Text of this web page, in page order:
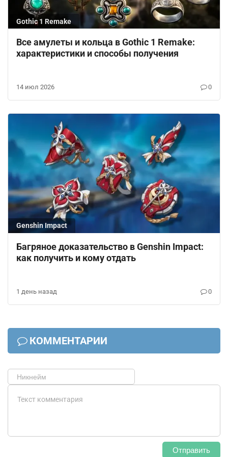
Gothic 1 Remake
Все амулеты и кольца в Gothic 1 Remake:
характеристики и способы получения
14 июл 2026 0
Genshin Impact
Багряное доказательство в Genshin Impact:
как получить и кому отдать
1 день назад 0
КОММЕНТАРИИ
Отправить